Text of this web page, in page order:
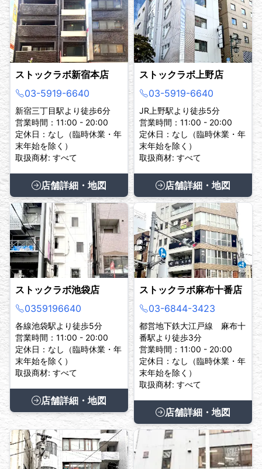
ストックラボ新宿本店
03-5919-6640
新宿三丁目駅より徒歩6分
営業時間：11:00 - 20:00
定休日：なし（臨時休業・年
末年始を除く）
取扱商材: すべて
店舗詳細・地図
ストックラボ上野店
03-5919-6640
JR上野駅より徒歩5分
営業時間：11:00 - 20:00
定休日：なし（臨時休業・年
末年始を除く）
取扱商材: すべて
店舗詳細・地図
ストックラボ池袋店
0359196640
各線池袋駅より徒歩5分
営業時間：11:00 - 20:00
定休日：なし（臨時休業・年
末年始を除く）
取扱商材: すべて
店舗詳細・地図
ストックラボ麻布十番店
03-6844-3423
都営地下鉄大江戸線 麻布十
番駅より徒歩3分
営業時間：11:00 - 20:00
定休日：なし（臨時休業・年
末年始を除く）
取扱商材: すべて
店舗詳細・地図